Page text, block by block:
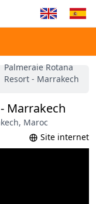
Palmeraie Rotana
Resort - Marrakech
Marrakech
Maroc
Site internet